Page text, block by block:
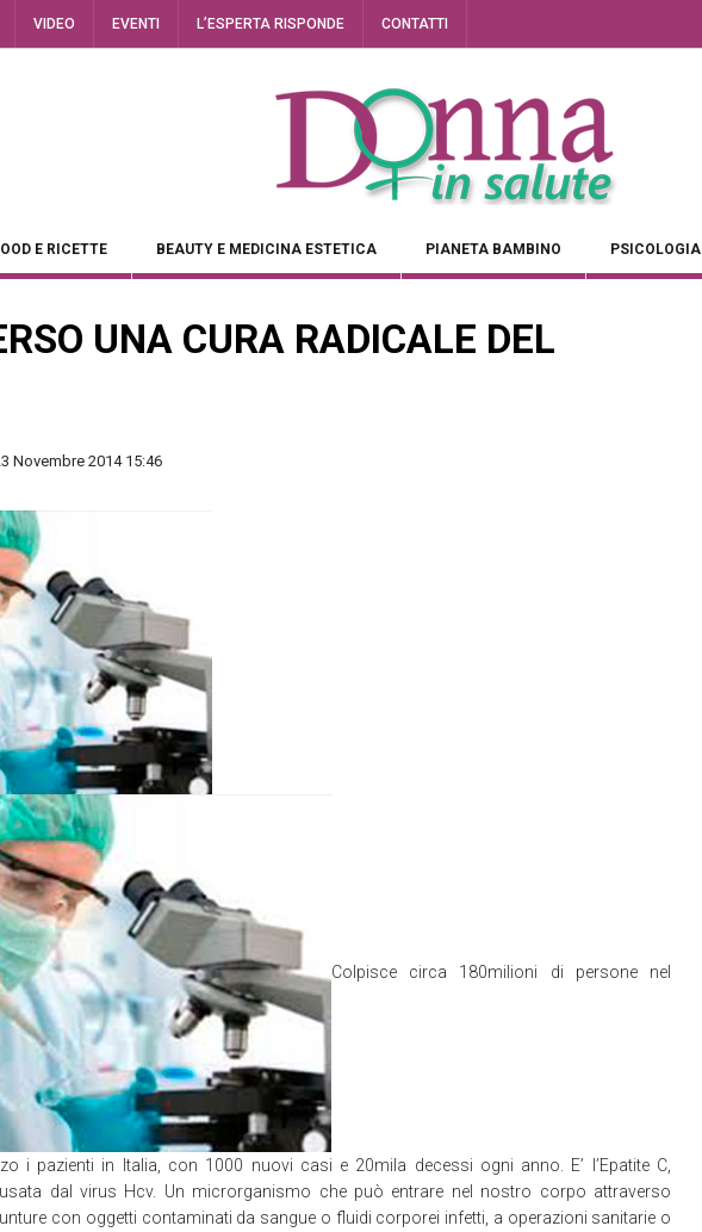
VIDEO EVENTI L’ESPERTA RISPONDE CONTATTI
E RICETTE BEAUTY E MEDICINA ESTETICA PIANETA BAMBINO PSICOLOGIA
UNA CURA RADICALE DEL
Novembre 2014 15:46
Colpisce circa 180milioni di persone nel
i pazienti in Italia, con 1000 nuovi casi e 20mila decessi ogni anno. E’ l’Epatite C,
dal virus Hcv. Un microrganismo che può entrare nel nostro corpo attraverso
con oggetti contaminati da sangue o fluidi corporei infetti, a operazioni sanitarie o